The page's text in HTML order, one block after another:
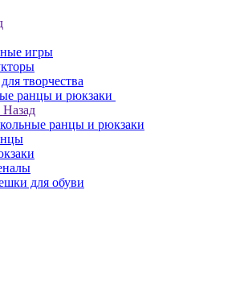
игры
творчества
ранцы и рюкзаки
Назад
ранцы и рюкзаки
для обуви